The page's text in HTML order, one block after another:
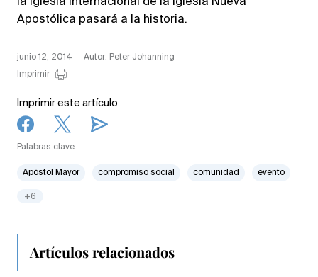
la Iglesia Internacional de la Iglesia Nueva
Apostólica pasará a la historia.
junio 12, 2014
Autor: Peter Johanning
Imprimir
Imprimir este artículo
Palabras clave
Apóstol Mayor compromiso social comunidad evento
+6
Artículos relacionados